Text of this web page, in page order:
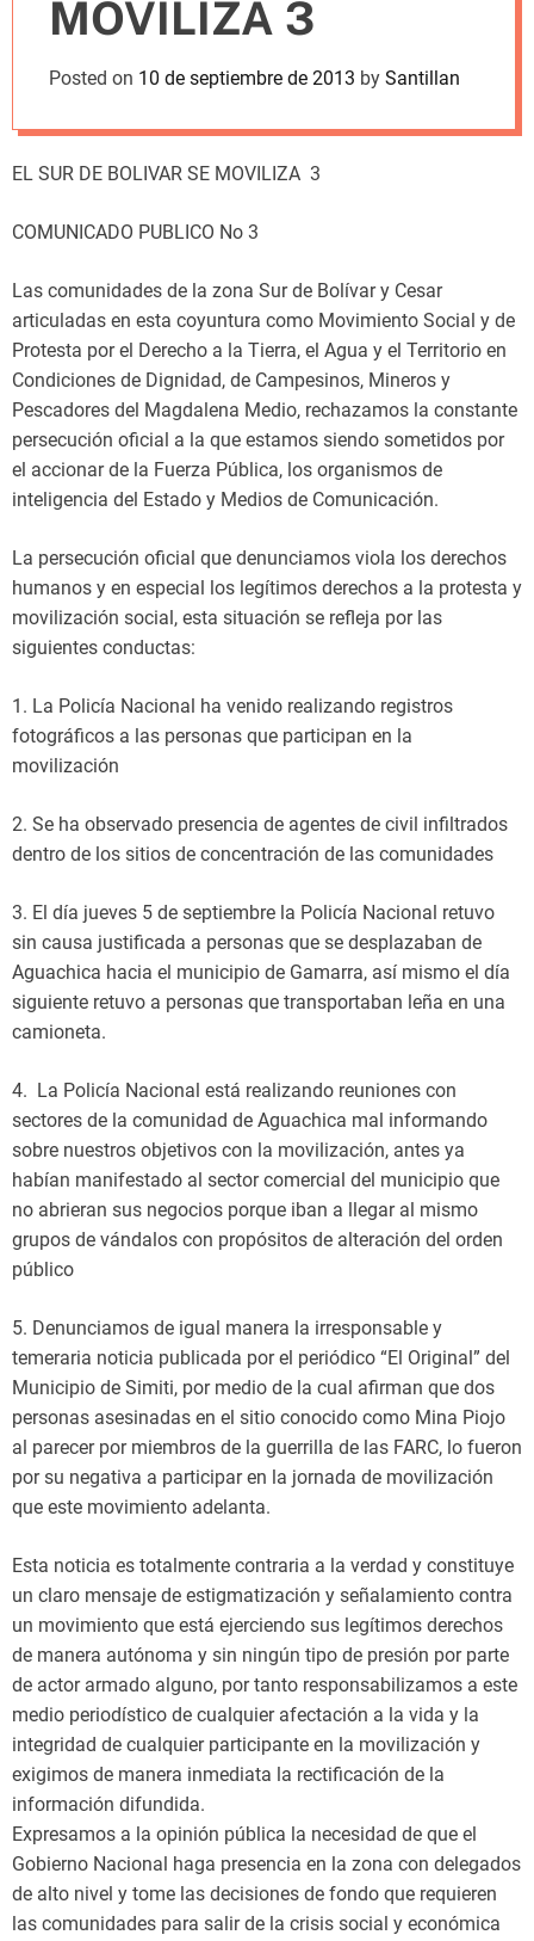
e
MOVILIZA 3
Posted on 10 de septiembre de 2013 by Santillan
EL SUR DE BOLIVAR SE MOVILIZA 3
COMUNICADO PUBLICO No 3
Las comunidades de la zona Sur de Bolívar y Cesar
articuladas en esta coyuntura como Movimiento Social y de
Protesta por el Derecho a la Tierra, el Agua y el Territorio en
Condiciones de Dignidad, de Campesinos, Mineros y
Pescadores del Magdalena Medio, rechazamos la constante
persecución oficial a la que estamos siendo sometidos por
el accionar de la Fuerza Pública, los organismos de
inteligencia del Estado y Medios de Comunicación.
La persecución oficial que denunciamos viola los derechos
humanos y en especial los legítimos derechos a la protesta y
movilización social, esta situación se refleja por las
siguientes conductas:
1. La Policía Nacional ha venido realizando registros
fotográficos a las personas que participan en la
movilización
2. Se ha observado presencia de agentes de civil infiltrados
dentro de los sitios de concentración de las comunidades
3. El día jueves 5 de septiembre la Policía Nacional retuvo
sin causa justificada a personas que se desplazaban de
Aguachica hacia el municipio de Gamarra, así mismo el día
siguiente retuvo a personas que transportaban leña en una
camioneta.
4. La Policía Nacional está realizando reuniones con
sectores de la comunidad de Aguachica mal informando
sobre nuestros objetivos con la movilización, antes ya
habían manifestado al sector comercial del municipio que
no abrieran sus negocios porque iban a llegar al mismo
grupos de vándalos con propósitos de alteración del orden
público
5. Denunciamos de igual manera la irresponsable y
temeraria noticia publicada por el periódico “El Original” del
Municipio de Simiti, por medio de la cual afirman que dos
personas asesinadas en el sitio conocido como Mina Piojo
al parecer por miembros de la guerrilla de las FARC, lo fueron
por su negativa a participar en la jornada de movilización
que este movimiento adelanta.
Esta noticia es totalmente contraria a la verdad y constituye
un claro mensaje de estigmatización y señalamiento contra
un movimiento que está ejerciendo sus legítimos derechos
de manera autónoma y sin ningún tipo de presión por parte
de actor armado alguno, por tanto responsabilizamos a este
medio periodístico de cualquier afectación a la vida y la
integridad de cualquier participante en la movilización y
exigimos de manera inmediata la rectificación de la
información difundida.
Expresamos a la opinión pública la necesidad de que el
Gobierno Nacional haga presencia en la zona con delegados
de alto nivel y tome las decisiones de fondo que requieren
las comunidades para salir de la crisis social y económica